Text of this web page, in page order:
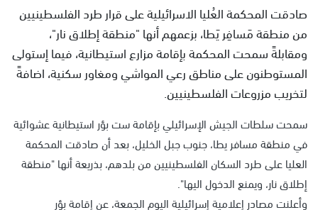
صادقت المحكمة العُليا الاسرائيلية على قرار طرد الفلسطينيين
من منطقة مَسافِر يَطا، بزعمهم أنها "منطقة إطلاق نار"،
ومقابلةً سمحت المحكمة بإقامة مزارع استيطانية، فيما إستولى
المستوطنون على مناطق رعي المواشي ومغاور سكنية، اضافةً
لتخريب مزروعات الفلسطينيين.
سمحت سلطات الجيش الإسرائيلي بإقامة ست بؤر استيطانية عشوائية
في منطقة مسافر يطا، جنوب جبل الخليل، بعد أن صادقت المحكمة
العليا على طرد السكان الفلسطينيين من بلدهم، بذريعة أنها "منطقة
إطلاق نار، ويمنع الدخول اليها".
وأعلنت مصادر إعلامية إسرائيلية اليوم الجمعة، عن إقامة بؤر